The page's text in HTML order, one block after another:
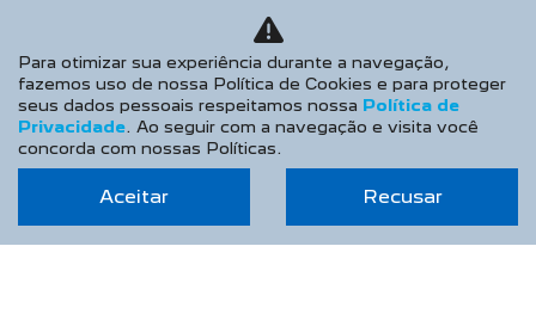
Produtor Rural
Taxistas
PEUGEOT INCLUSÃO
SOLUÇÕES FINANCEIRAS
Financiamento
Para otimizar sua experiência durante a navegação,
fazemos uso de nossa Política de Cookies e para proteger
seus dados pessoais respeitamos nossa Política de
Privacidade. Ao seguir com a navegação e visita você
concorda com nossas Políticas.
Aceitar Recusar